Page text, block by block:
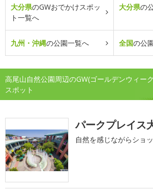
大分県のGWおでかけスポッ
ト一覧へ
大分県の
九州・沖縄の公園一覧へ 全国の公
高尾山自然公園周辺のGW(ゴールデンウィー
スポット
パークプレイス
自然を感じながらショ